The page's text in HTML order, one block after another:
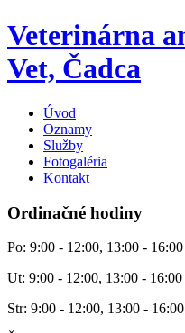
Veterinárna
Vet, Čadca
Úvod
Oznamy
Služby
Fotogaléria
Kontakt
Ordinačné hodiny
Po: 9:00 - 12:00, 13:00 - 16:00
Ut: 9:00 - 12:00, 13:00 - 16:00
Str: 9:00 - 12:00, 13:00 - 16:00